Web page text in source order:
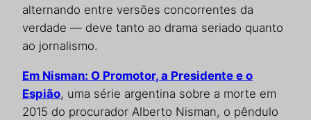
alternando entre versões concorrentes da
verdade — deve tanto ao drama seriado quanto
ao jornalismo.
Em Nisman: O Promotor, a Presidente e o
Espião, uma série argentina sobre a morte em
2015 do procurador Alberto Nisman, o pêndulo